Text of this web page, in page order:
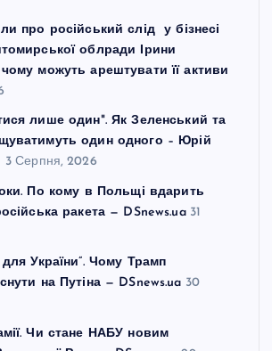
про російський слід у бізнесі
облради Ірини
можуть арештувати її активи
лише один". Як Зеленський та
один одного – Юрій
3 Серпня, 2026
По кому в Польщі вдарить
ракета — DSnews.ua 31
України”. Чому Трамп
на Путіна — DSnews.ua 30
Чи стане НАБУ новим